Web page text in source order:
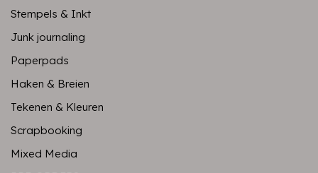
Stempels & Inkt
Junk journaling
Paperpads
Haken & Breien
Tekenen & Kleuren
Scrapbooking
Mixed Media